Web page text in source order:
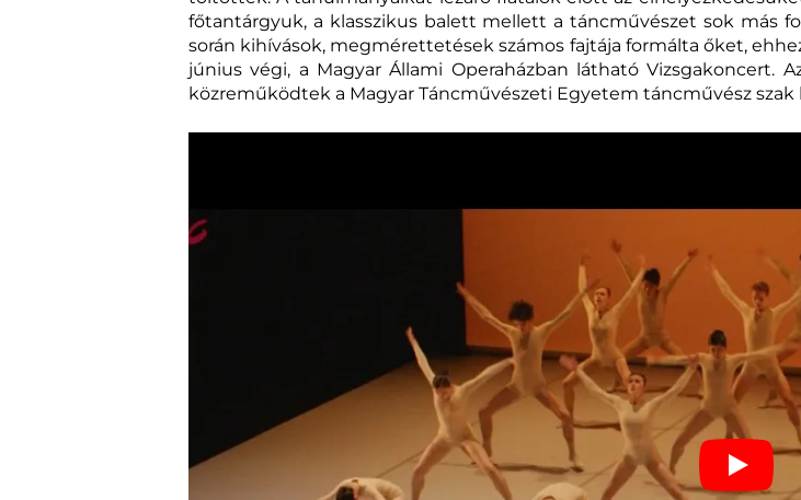
főtantárgyuk, a klasszikus balett mellett a táncművészet sok más
során kihívások, megmérettetések számos fajtája formálta őket,
június végi, a Magyar Állami Operaházban látható
közreműködtek a Magyar Táncművészeti Egyetem táncművész szak